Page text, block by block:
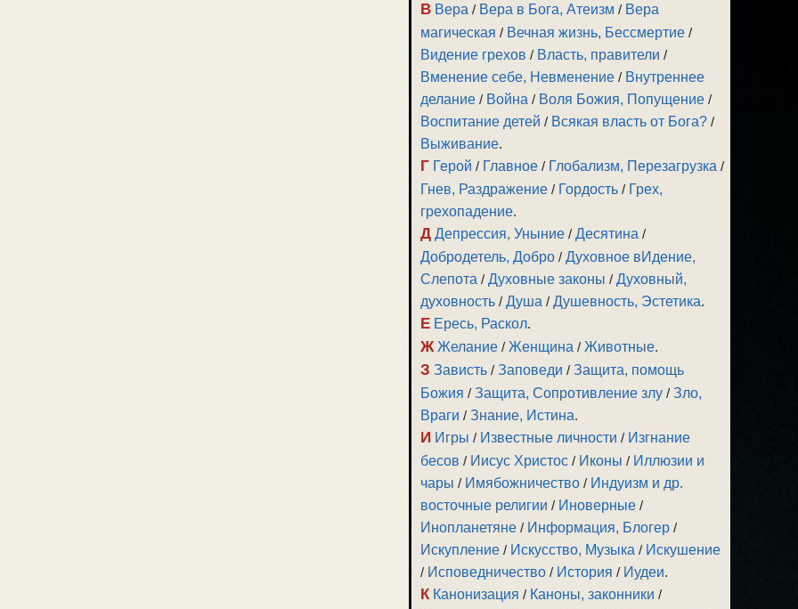
В Вера / Вера в Бога, Атеизм / Вера
магическая / Вечная жизнь, Бессмертие /
Видение грехов / Власть, правители /
Вменение себе, Невменение / Внутреннее
делание / Война / Воля Божия, Попущение /
Воспитание детей / Всякая власть от Бога? /
Выживание.
Г Герой / Главное / Глобализм, Перезагрузка /
Гнев, Раздражение / Гордость / Грех,
грехопадение.
Д Депрессия, Уныние /Десятина /
Добродетель, Добро /Духовное вИдение,
Слепота /Духовные законы /Духовный,
духовность /Душа /Душевность, Эстетика.
Е Ересь, Раскол.
Ж Желание /Женщина /Животные.
З Зависть /Заповеди /Защита, помощь
Божия /Защита, Сопротивление злу /Зло,
Враги /Знание, Истина.
И Игры / Известные личности / Изгнание
бесов / Иисус Христос / Иконы / Иллюзии и
чары / Имябожничество / Индуизм и др.
восточные религии / Иноверные /
Инопланетяне / Информация, Блогер /
Искупление / Искусство, Музыка / Искушение
/ Исповедничество / История / Иудеи.
К Канонизация / Каноны, законники /